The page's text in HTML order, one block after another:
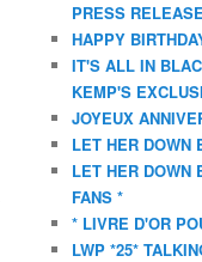
PRESS
HAPPY
IT'S ALL IN
KEMP'S
JOYEUX
LET HER DOWN
LET HER DOWN
FANS *
* LIVRE D'OR
LWP *25*